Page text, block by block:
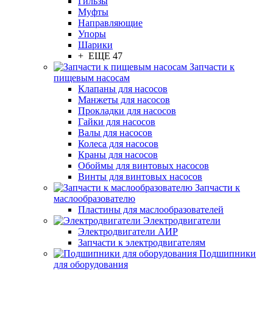
Муфты
Направляющие
Упоры
Шарики
+ ЕЩЕ 47
Запчасти к
пищевым насосам
Клапаны для насосов
Манжеты для насосов
Прокладки для насосов
Гайки для насосов
Валы для насосов
Колеса для насосов
Краны для насосов
Обоймы для винтовых насосов
Винты для винтовых насосов
Запчасти к
маслообразователю
Пластины для маслообразователей
Электродвигатели
Электродвигатели АИР
Запчасти к электродвигателям
Подшипники
для оборудования